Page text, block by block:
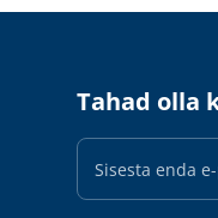
Tahad olla
E-
maili
aadress